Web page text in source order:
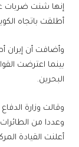
إنها شنت ضربات
أطلقت باتجاه
وأضافت أن إيران
بينما اعترضت
البحرين.
وقالت وزارة
وعددا من
أعلنت القيادة